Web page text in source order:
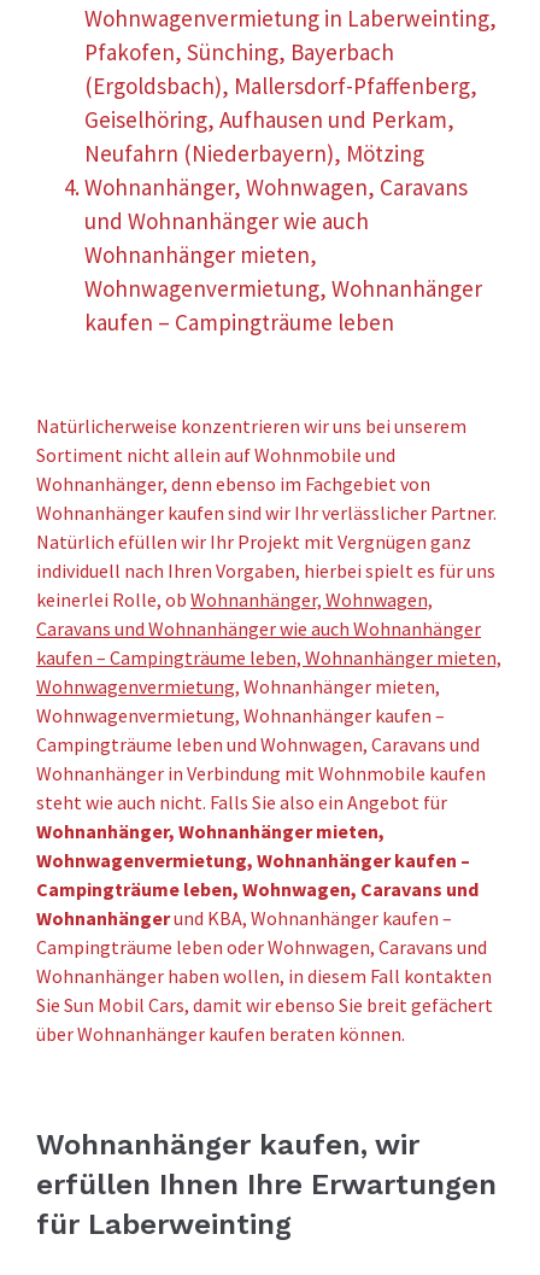
Wohnwagenvermietung in Laberweinting,
Pfakofen, Sünching, Bayerbach
(Ergoldsbach), Mallersdorf-Pfaffenberg,
Geiselhöring, Aufhausen und Perkam,
Neufahrn (Niederbayern), Mötzing
Wohnanhänger, Wohnwagen, Caravans
und Wohnanhänger wie auch
Wohnanhänger mieten,
Wohnwagenvermietung, Wohnanhänger
kaufen – Campingträume leben
Natürlicherweise konzentrieren wir uns bei unserem
Sortiment nicht allein auf Wohnmobile und
Wohnanhänger, denn ebenso im Fachgebiet von
Wohnanhänger kaufen sind wir Ihr verlässlicher Partner.
Natürlich efüllen wir Ihr Projekt mit Vergnügen ganz
individuell nach Ihren Vorgaben, hierbei spielt es für uns
keinerlei Rolle, ob Wohnanhänger, Wohnwagen,
Caravans und Wohnanhänger wie auch Wohnanhänger
kaufen – Campingträume leben, Wohnanhänger mieten,
Wohnwagenvermietung, Wohnanhänger mieten,
Wohnwagenvermietung, Wohnanhänger kaufen –
Campingträume leben und Wohnwagen, Caravans und
Wohnanhänger in Verbindung mit Wohnmobile kaufen
steht wie auch nicht. Falls Sie also ein Angebot für
Wohnanhänger, Wohnanhänger mieten,
Wohnwagenvermietung, Wohnanhänger kaufen –
Campingträume leben, Wohnwagen, Caravans und
Wohnanhängerund KBA, Wohnanhänger kaufen –
Campingträume leben oder Wohnwagen, Caravans und
Wohnanhänger haben wollen, in diesem Fall kontakten
Sie Sun Mobil Cars, damit wir ebenso Sie breit gefächert
über Wohnanhänger kaufen beraten können.
Wohnanhänger kaufen, wir
erfüllen Ihnen Ihre Erwartungen
für Laberweinting